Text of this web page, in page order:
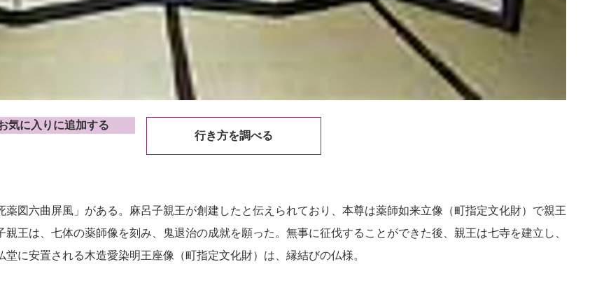
気に入りに追加する
行き方を調べる
図六曲屏風」がある。麻呂子親王が創建したと伝えられており、本尊は薬師如来立像（町指定文化財）で親王
王は、七体の薬師像を刻み、鬼退治の成就を願った。無事に征伐することができた後、親王は七寺を建立し、
に安置される木造愛染明王座像（町指定文化財）は、縁結びの仏様。